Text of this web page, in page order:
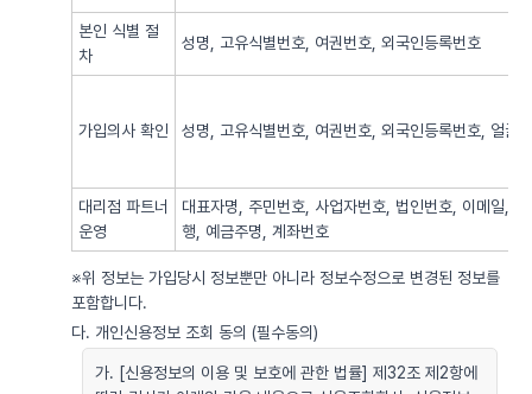
본인 식별 절
차
성명, 고유식별번호, 여권번호, 외국인등록번호
가입의사 확인 성명, 고유식별번호, 여권번호, 외국인등록번호, 얼굴
대리점 파트너
운영
대표자명, 주민번호, 사업자번호, 법인번호, 이메일,
행, 예금주명, 계좌번호
※위 정보는 가입당시 정보뿐만 아니라 정보수정으로 변경된 정보를
포함합니다.
다. 개인신용정보 조회 동의 (필수동의)
가. [신용정보의 이용 및 보호에 관한 법률] 제32조 제2항에